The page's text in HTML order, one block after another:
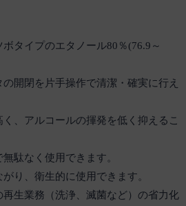
タイプのエタノール80％(76.9～
開閉を片手操作で清潔・確実に行え
、アルコールの揮発を低く抑えるこ
駄なく使用できます。
り、衛生的に使用できます。
生業務（洗浄、滅菌など）の省力化